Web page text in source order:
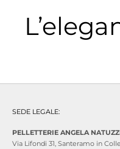
SEDE LEGALE:
PELLETTERIE ANGELA
Via Lifondi 31, Santeramo in